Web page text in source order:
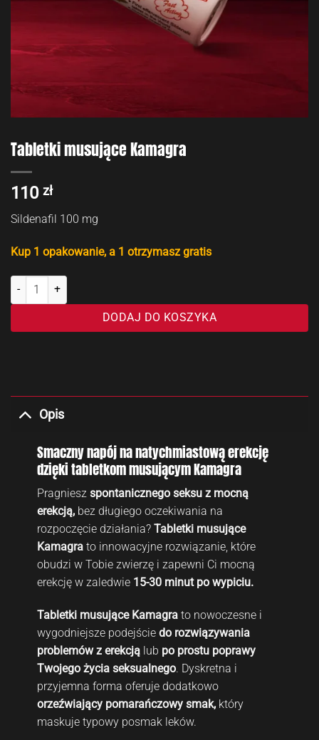
Tabletki musujące Kamagra
110 zł
Sildenafil 100 mg
Kup 1 opakowanie, a 1 otrzymasz gratis
ilość Tabletki musujące Kamagra
DODAJ DO KOSZYKA
Opis
Smaczny napój na natychmiastową erekcję
dzięki tabletkom musującym Kamagra
Pragniesz spontanicznego seksu z mocną
erekcją,bez długiego oczekiwania na
rozpoczęcie działania? Tabletki musujące
Kamagrato innowacyjne rozwiązanie, które
obudzi w Tobie zwierzę i zapewni Ci mocną
erekcję w zaledwie 15-30 minut po wypiciu.
Tabletki musujące Kamagrato nowoczesne i
wygodniejsze podejście do rozwiązywania
problemów z erekcjąlub po prostu poprawy
Twojego życia seksualnego. Dyskretna i
przyjemna forma oferuje dodatkowo
orzeźwiający pomarańczowy smak,który
maskuje typowy posmak leków.